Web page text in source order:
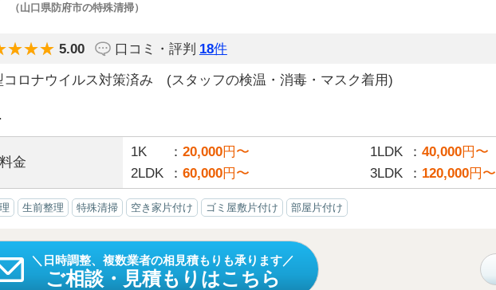
（山口県防府市の特殊清掃）
5.00 口コミ・評判 18件
ロナウイルス対策済み (スタッフの検温・消毒・マスク着用)
金
1K 20,000円〜 1LDK 40,000円〜
2LDK
60,000円〜 3LDK 120,000円〜
生前整理 特殊清掃 空き家片付け ゴミ屋敷片付け 部屋片付け
日時調整、複数業者の相見積もりも承ります
ご相談・見積もりはこちら